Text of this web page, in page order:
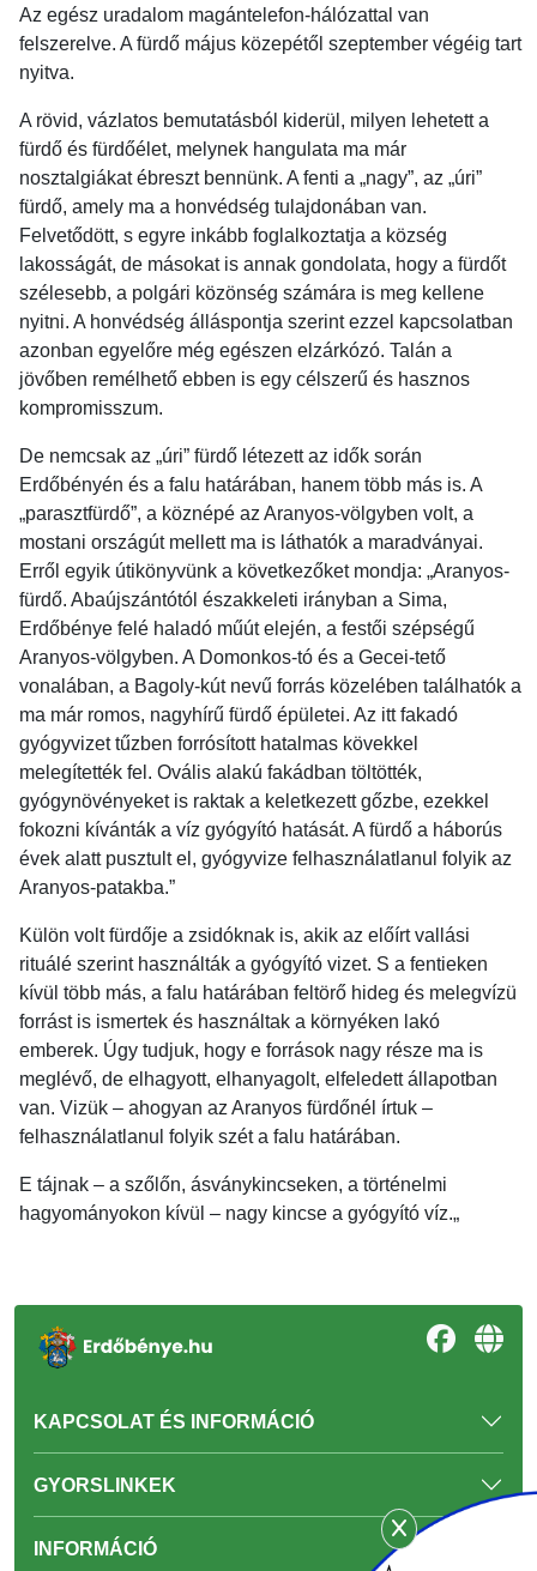
Az egész uradalom magántelefon-hálózattal van
felszerelve. A fürdő május közepétől szeptember végéig tart
nyitva.
A rövid, vázlatos bemutatásból kiderül, milyen lehetett a
fürdő és fürdőélet, melynek hangulata ma már
nosztalgiákat ébreszt bennünk. A fenti a „nagy”, az „úri”
fürdő, amely ma a honvédség tulajdonában van.
Felvetődött, s egyre inkább foglalkoztatja a község
lakosságát, de másokat is annak gondolata, hogy a fürdőt
szélesebb, a polgári közönség számára is meg kellene
nyitni. A honvédség álláspontja szerint ezzel kapcsolatban
azonban egyelőre még egészen elzárkózó. Talán a
jövőben remélhető ebben is egy célszerű és hasznos
kompromisszum.
De nemcsak az „úri” fürdő létezett az idők során
Erdőbényén és a falu határában, hanem több más is. A
„parasztfürdő”, a köznépé az Aranyos-völgyben volt, a
mostani országút mellett ma is láthatók a maradványai.
Erről egyik útikönyvünk a következőket mondja: „Aranyos-
fürdő. Abaújszántótól északkeleti irányban a Sima,
Erdőbénye felé haladó műút elején, a festői szépségű
Aranyos-völgyben. A Domonkos-tó és a Gecei-tető
vonalában, a Bagoly-kút nevű forrás közelében találhatók a
ma már romos, nagyhírű fürdő épületei. Az itt fakadó
gyógyvizet tűzben forrósított hatalmas kövekkel
melegítették fel. Ovális alakú fakádban töltötték,
gyógynövényeket is raktak a keletkezett gőzbe, ezekkel
fokozni kívánták a víz gyógyító hatását. A fürdő a háborús
évek alatt pusztult el, gyógyvize felhasználatlanul folyik az
Aranyos-patakba.”
Külön volt fürdője a zsidóknak is, akik az előírt vallási
rituálé szerint használták a gyógyító vizet. S a fentieken
kívül több más, a falu határában feltörő hideg és melegvízü
forrást is ismertek és használtak a környéken lakó
emberek. Úgy tudjuk, hogy e források nagy része ma is
meglévő, de elhagyott, elhanyagolt, elfeledett állapotban
van. Vizük – ahogyan az Aranyos fürdőnél írtuk –
felhasználatlanul folyik szét a falu határában.
E tájnak – a szőlőn, ásványkincseken, a történelmi
hagyományokon kívül – nagy kincse a gyógyító víz.„
KAPCSOLAT ÉS INFORMÁCIÓ
GYORSLINKEK
INFORMÁCIÓ